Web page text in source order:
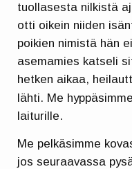
tuollasesta nilkistä
otti oikein niiden
poikien nimistä hän
asemamies katseli
hetken aikaa,
lähti. Me
laiturille.
Me pelkäsimme
jos seuraavassa